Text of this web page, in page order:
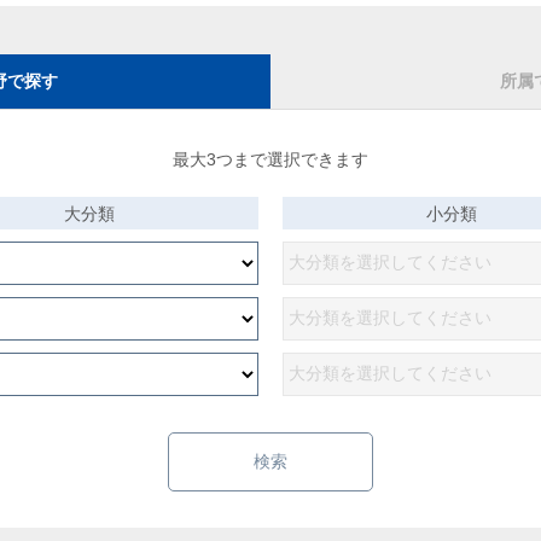
で探す 所属
最大3つまで選択できます
大分類 小分類
検索